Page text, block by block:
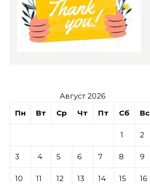
Август 2026
Пн
Вт Ср Чт Пт Сб Вс
1 2
3 4 5 6 7 8 9
10 11 12 13 14 15 16